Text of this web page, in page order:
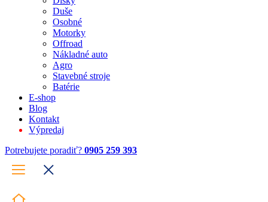
Duše
Osobné
Motorky
Offroad
Nákladné auto
Agro
Stavebné stroje
Batérie
E-shop
Blog
Kontakt
Výpredaj
Potrebujete poradiť? 0905 259 393